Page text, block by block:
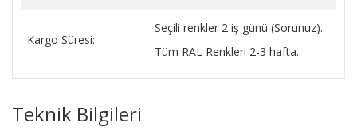
Kargo Süresi:
Seçili renkler 2 iş günü (Sorunuz).
Tüm RAL Renkleri 2-3 hafta.
Teknik Bilgileri